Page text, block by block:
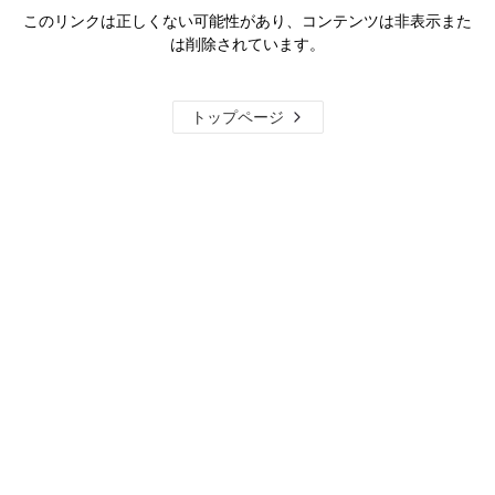
このリンクは正しくない可能性があり、コンテンツは非表示また
は削除されています。
トップページ